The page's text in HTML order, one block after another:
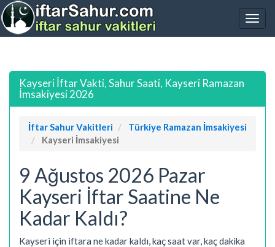
Kayseri İftar Vakti, Sahur Saati, Kayseri Ramazan
İmsakiyesi 2026
İftar Sahur Vakitleri
Türkiye Ramazan İmsakiyesi
Kayseri İmsakiyesi
9 Ağustos 2026 Pazar
Kayseri İftar Saatine Ne
Kadar Kaldı?
Kayseri için iftara ne kadar kaldı, kaç saat var, kaç dakika